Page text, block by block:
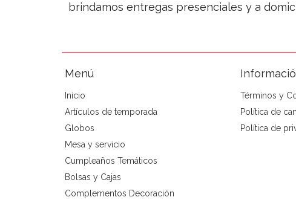
brindamos entregas presenciales y a
Menú
Inicio
Artículos de temporada
Globos
Mesa y servicio
Cumpleaños Temáticos
Bolsas y Cajas
Complementos Decoración
Términos y
Política de
Política de